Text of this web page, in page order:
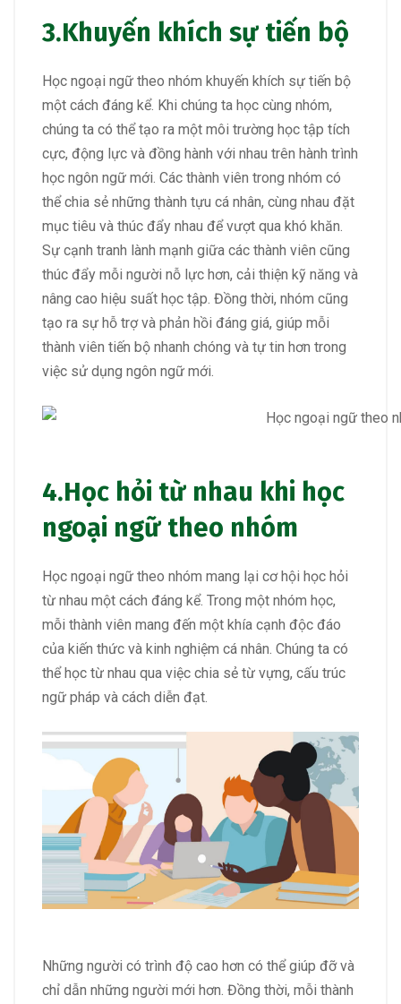
3.Khuyến khích sự tiến bộ
Học ngoại ngữ theo nhóm khuyến khích sự tiến bộ
một cách đáng kể. Khi chúng ta học cùng nhóm,
chúng ta có thể tạo ra một môi trường học tập tích
cực, động lực và đồng hành với nhau trên hành trình
học ngôn ngữ mới. Các thành viên trong nhóm có
thể chia sẻ những thành tựu cá nhân, cùng nhau đặt
mục tiêu và thúc đẩy nhau để vượt qua khó khăn.
Sự cạnh tranh lành mạnh giữa các thành viên cũng
thúc đẩy mỗi người nỗ lực hơn, cải thiện kỹ năng và
nâng cao hiệu suất học tập. Đồng thời, nhóm cũng
tạo ra sự hỗ trợ và phản hồi đáng giá, giúp mỗi
thành viên tiến bộ nhanh chóng và tự tin hơn trong
việc sử dụng ngôn ngữ mới.
4.Học hỏi từ nhau khi học
ngoại ngữ theo nhóm
Học ngoại ngữ theo nhóm mang lại cơ hội học hỏi
từ nhau một cách đáng kể. Trong một nhóm học,
mỗi thành viên mang đến một khía cạnh độc đáo
của kiến thức và kinh nghiệm cá nhân. Chúng ta có
thể học từ nhau qua việc chia sẻ từ vựng, cấu trúc
ngữ pháp và cách diễn đạt.
Những người có trình độ cao hơn có thể giúp đỡ và
chỉ dẫn những người mới hơn. Đồng thời, mỗi thành